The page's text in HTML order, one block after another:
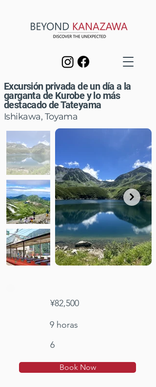
Excursión privada de un día a la
garganta de Kurobe y lo más
destacado de Tateyama
Ishikawa, Toyama
¥82,500
9 horas
6
Book Now